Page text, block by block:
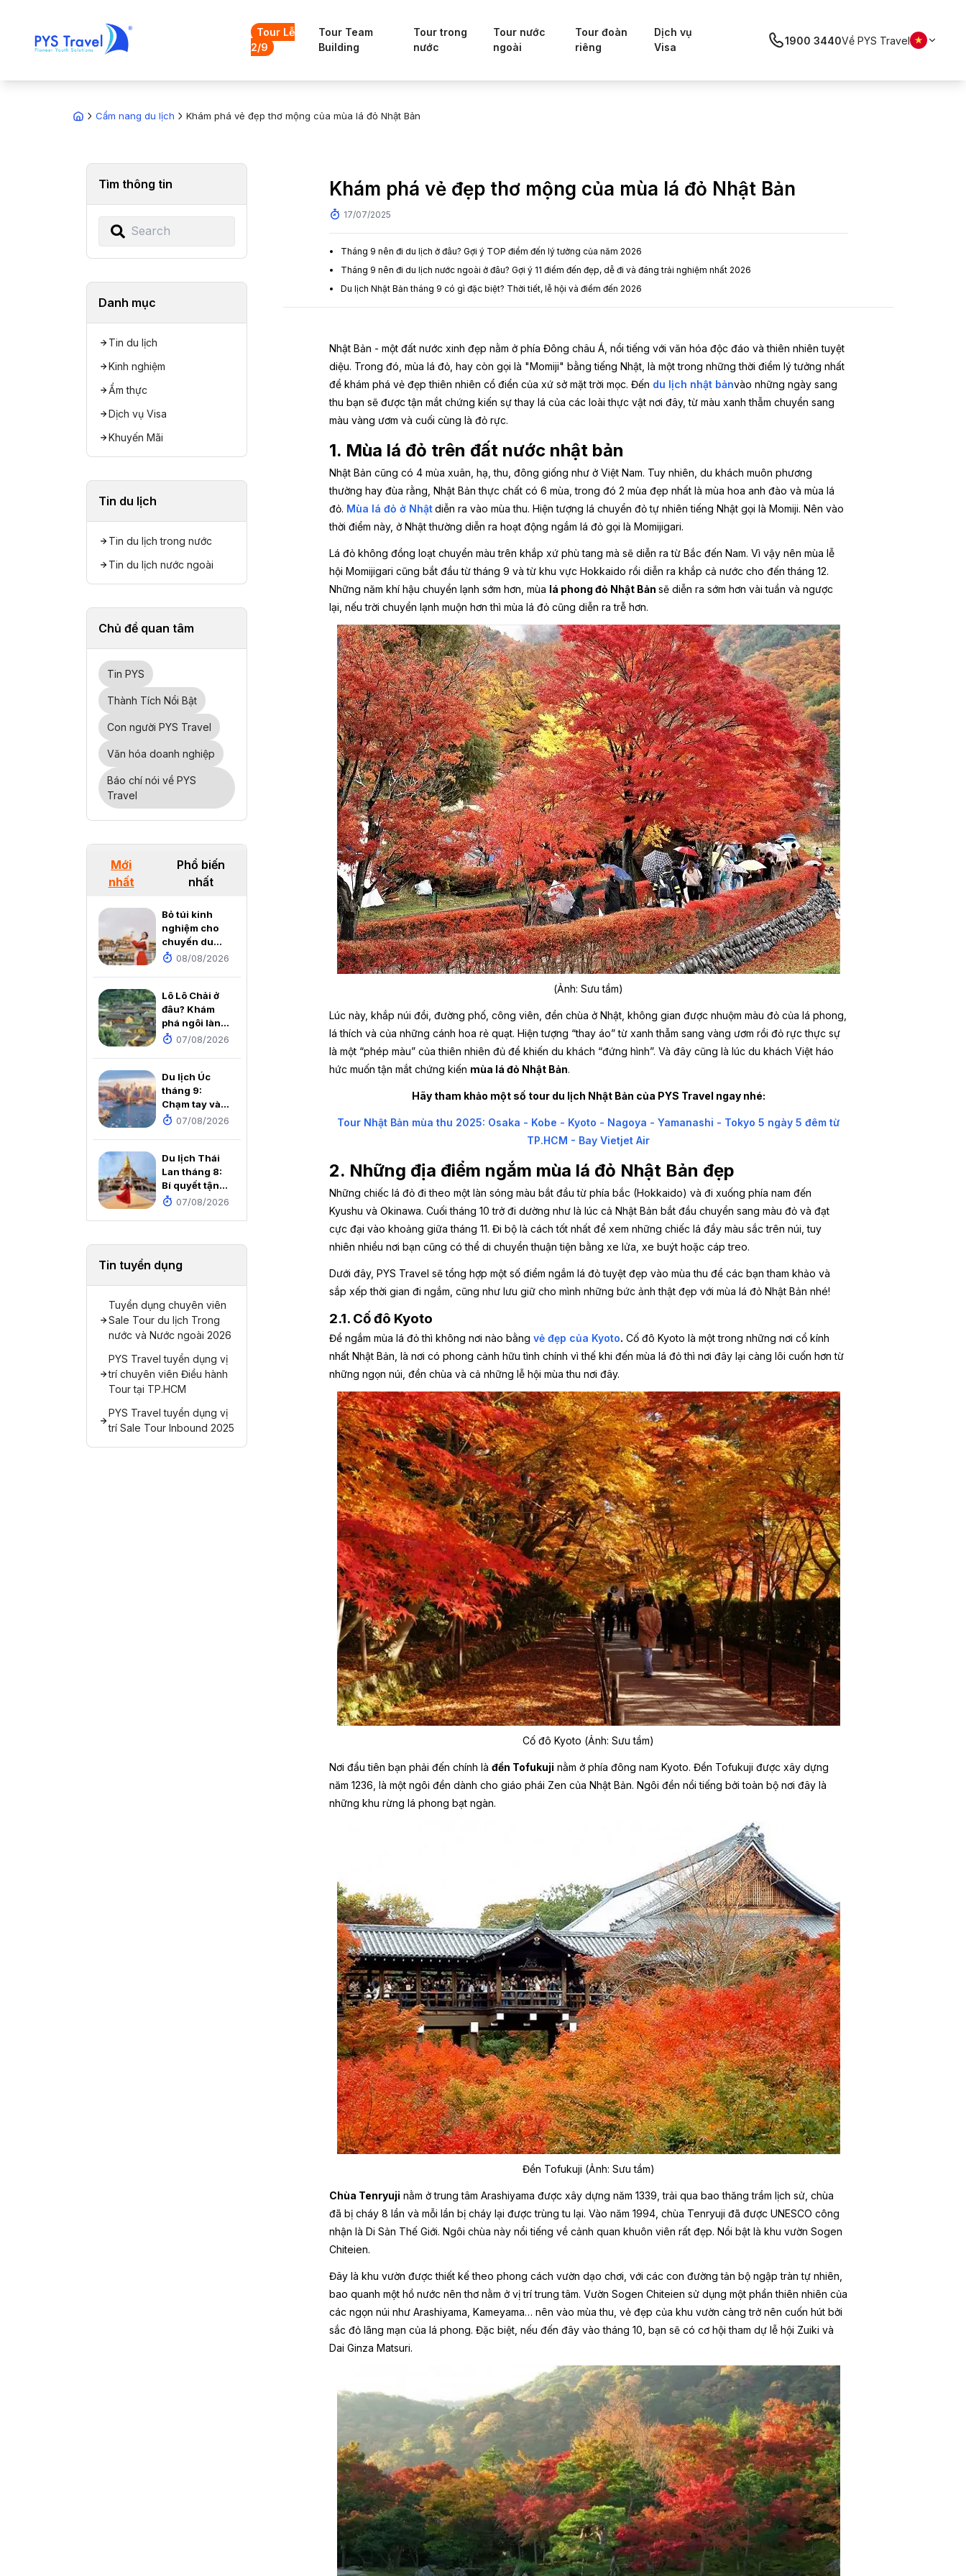
Tour Lễ
2/9
Tour Team
Building
Tour trong
nước
Tour nước
ngoài
Tour đoàn
riêng
Dịch vụ
Visa
1900 3440Về PYS Travel
Cẩm nang du lịch Khám phá vẻ đẹp thơ mộng của mùa lá đỏ Nhật Bản
Tìm thông tin
Danh mục
Tin du lịch
Kinh nghiệm
Ẩm thực
Dịch vụ Visa
Khuyến Mãi
Tin du lịch
Tin du lịch trong nước
Tin du lịch nước ngoài
Chủ đề quan tâm
Tin PYS
Thành Tích Nổi Bật
Con người PYS Travel
Văn hóa doanh nghiệp
Báo chí nói về PYS
Travel
Mới
nhất
Phổ biến
nhất
Bỏ túi kinh
nghiệm cho
chuyến du
lịch Côn Minh
2026
08/08/2026
Lô Lô Chải ở
đâu? Khám
phá ngôi làng
cổ đẹp như cổ
Lũng Cú
07/08/2026
Du lịch Úc
tháng 9:
Chạm tay vào
mùa xuân rực
07/08/2026
Du lịch Thái
Lan tháng 8:
Bí quyết tận
hưởng thiên
07/08/2026
Tin tuyển dụng
Tuyển dụng chuyên viên
Sale Tour du lịch Trong
nước và Nước ngoài 2026
PYS Travel tuyển dụng vị
trí chuyên viên Điều hành
Tour tại TP.HCM
PYS Travel tuyển dụng vị
trí Sale Tour Inbound 2025
Khám phá vẻ đẹp thơ mộng của mùa lá đỏ Nhật Bản
17/07/2025
Tháng 9 nên đi du lịch ở đâu? Gợi ý TOP điểm đến lý tưởng của năm 2026
Tháng 9 nên đi du lịch nước ngoài ở đâu? Gợi ý 11 điểm đến đẹp, dễ đi và đáng trải nghiệm nhất 2026
Du lịch Nhật Bản tháng 9 có gì đặc biệt? Thời tiết, lễ hội và điểm đến 2026
Nhật Bản - một đất nước xinh đẹp nằm ở phía Đông châu Á, nổi tiếng với văn hóa độc đáo và thiên nhiên tuyệt
diệu. Trong đó, mùa lá đỏ, hay còn gọi là "Momiji" bằng tiếng Nhật, là một trong những thời điểm lý tưởng nhất
để khám phá vẻ đẹp thiên nhiên cổ điển của xứ sở mặt trời mọc.Đến du lịch nhật bảnvào những ngày sang
thu bạn sẽ được tận mắt chứng kiến sự thay lá của các loài thực vật nơi đây, từ màu xanh thẫm chuyển sang
màu vàng ươm và cuối cùng là đỏ rực.
1. Mùa lá đỏ trên đất nước nhật bản
Nhật Bản cũng có 4 mùa xuân, hạ, thu, đông giống như ở Việt Nam. Tuy nhiên, du khách muôn phương
thường hay đùa rằng, Nhật Bản thực chất có 6 mùa, trong đó 2 mùa đẹp nhất là mùa hoa anh đào và mùa lá
đỏ. Mùa lá đỏ ở Nhậtdiễn ra vào mùa thu. Hiện tượng lá chuyển đỏ tự nhiên tiếng Nhật gọi là Momiji. Nên vào
thời điểm này, ở Nhật thường diễn ra hoạt động ngắm lá đỏ gọi là Momijigari.
Lá đỏ không đồng loạt chuyển màu trên khắp xứ phù tang mà sẽ diễn ra từ Bắc đến Nam. Vì vậy nên mùa lễ
hội Momijigari cũng bắt đầu từ tháng 9 và từ khu vực Hokkaido rồi diễn ra khắp cả nước cho đến tháng 12.
Những năm khí hậu chuyển lạnh sớm hơn, mùa lá phong đỏ Nhật Bảnsẽ diễn ra sớm hơn vài tuần và ngược
lại, nếu trời chuyển lạnh muộn hơn thì mùa lá đỏ cũng diễn ra trễ hơn.
(Ảnh: Sưu tầm)
Lúc này, khắp núi đồi, đường phố, công viên, đền chùa ở Nhật, không gian được nhuộm màu đỏ của lá phong,
lá thích và của những cánh hoa rẻ quạt. Hiện tượng “thay áo” từ xanh thẫm sang vàng ươm rồi đỏ rực thực sự
là một “phép màu” của thiên nhiên đủ để khiến du khách “đứng hình”. Và đây cũng là lúc du khách Việt háo
hức muốn tận mắt chứng kiến mùa lá đỏ Nhật Bản.
Hãy tham khảo một số tour du lịch Nhật Bản của PYS Travel ngay nhé:
Tour Nhật Bản mùa thu 2025: Osaka - Kobe - Kyoto - Nagoya - Yamanashi - Tokyo 5 ngày 5 đêm từ
TP.HCM - Bay Vietjet Air
2. Những địa điểm ngắm mùa lá đỏ Nhật Bản đẹp
Những chiếc lá đỏ đi theo một làn sóng màu bắt đầu từ phía bắc (Hokkaido) và đi xuống phía nam đến
Kyushu và Okinawa. Cuối tháng 10 trở đi dường như là lúc cả Nhật Bản bắt đầu chuyển sang màu đỏ và đạt
cực đại vào khoảng giữa tháng 11. Đi bộ là cách tốt nhất để xem những chiếc lá đầy màu sắc trên núi, tuy
nhiên nhiều nơi bạn cũng có thể di chuyển thuận tiện bằng xe lửa, xe buýt hoặc cáp treo.
Dưới đây, PYS Travel sẽ tổng hợpmột số điểm ngắm lá đỏ tuyệt đẹp vào mùa thu để các bạn tham khảo và
sắp xếp thời gian đi ngắm, cũng như lưu giữ cho mình những bức ảnh thật đẹp với mùa lá đỏ Nhật Bản nhé!
2.1. Cố đô Kyoto
Để ngắm mùa lá đỏ thì không nơi nào bằngvẻ đẹp của Kyoto. Cố đô Kyoto là một trong những nơi cổ kính
nhất Nhật Bản, là nơi có phong cảnh hữu tình chính vì thế khi đến mùa lá đỏ thì nơi đây lại càng lôi cuốn hơn từ
những ngọn núi, đền chùa và cả những lễ hội mùa thu nơi đây.
Cố đô Kyoto (Ảnh: Sưu tầm)
Nơi đầu tiên bạn phải đến chính làđền Tofukuji nằm ở phía đông nam Kyoto. Đền Tofukuji được xây dựng
năm 1236, là một ngôi đền dành cho giáo phái Zen của Nhật Bản. Ngôi đền nổi tiếng bởi toàn bộ nơi đây là
những khu rừng lá phong bạt ngàn.
Đền Tofukuji (Ảnh: Sưu tầm)
Chùa Tenryuji nằm ở trung tâm Arashiyama được xây dựng năm 1339, trải qua bao thăng trầm lịch sử, chùa
đã bị cháy 8 lần và mỗi lần bị cháy lại được trùng tu lại. Vào năm 1994, chùa Tenryuji đã được UNESCO công
nhận là Di Sản Thế Giới. Ngôi chùa này nổi tiếng về cảnh quan khuôn viên rất đẹp. Nổi bật là khu vườnSogen
Chiteien.
Đây là khu vườn được thiết kế theo phong cách vườn dạo chơi, với các con đường tản bộ ngập tràn tự nhiên,
bao quanh một hồ nước nên thơ nằm ở vị trí trung tâm. Vườn Sogen Chiteien sử dụng một phần thiên nhiên của
các ngọn núi nhưArashiyama, Kameyama… nên vào mùa thu, vẻ đẹp của khu vườn càng trở nên cuốn hút bởi
sắc đỏ lãng mạn của lá phong. Đặc biệt, nếu đến đây vào tháng 10, bạn sẽ có cơ hội tham dựlễ hội Zuiki và
Dai Ginza Matsuri.